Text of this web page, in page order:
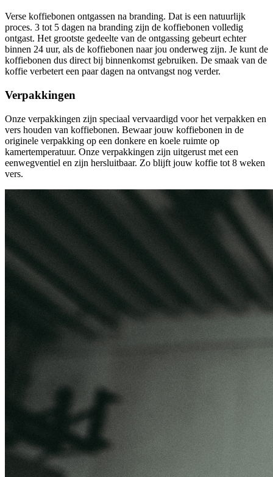
Verse koffiebonen ontgassen na branding. Dat is een natuurlijk
proces. 3 tot 5 dagen na branding zijn de koffiebonen volledig
ontgast. Het grootste gedeelte van de ontgassing gebeurt echter
binnen 24 uur, als de koffiebonen naar jou onderweg zijn. Je kunt de
koffiebonen dus direct bij binnenkomst gebruiken. De smaak van de
koffie verbetert een paar dagen na ontvangst nog verder.
Verpakkingen
Onze verpakkingen zijn speciaal vervaardigd voor het verpakken en
vers houden van koffiebonen. Bewaar jouw koffiebonen in de
originele verpakking op een donkere en koele ruimte op
kamertemperatuur. Onze verpakkingen zijn uitgerust met een
eenwegventiel en zijn hersluitbaar. Zo blijft jouw koffie tot 8 weken
vers.